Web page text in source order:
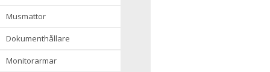
musmattor
dokumenthållare
monitorarmar